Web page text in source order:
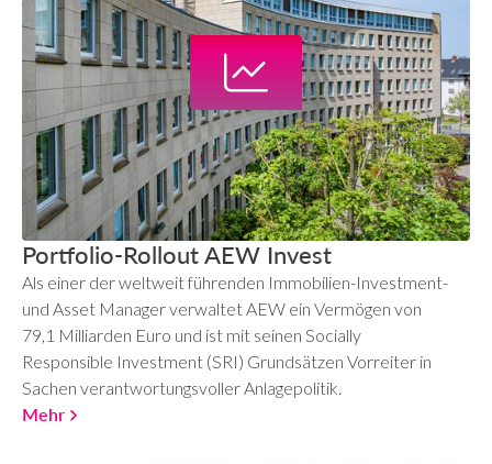
Portfolio-Rollout AEW Invest
Als einer der weltweit führenden Immobilien-Investment-
und Asset Manager verwaltet AEW ein Vermögen von
79,1 Milliarden Euro und ist mit seinen Socially
Responsible Investment (SRI) Grundsätzen Vorreiter in
Sachen verantwortungsvoller Anlagepolitik.
Mehr